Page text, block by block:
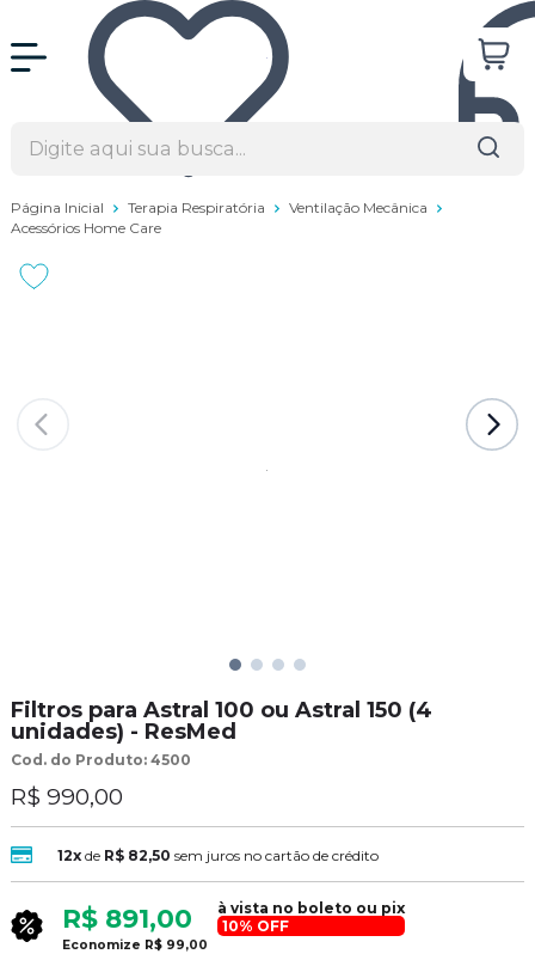
Página Inicial Terapia Respiratória
Ventilação Mecânica
Acessórios Home Care
Filtros para Astral 100 ou Astral 150 (4
unidades) - ResMed
Cod. do Produto: 4500
R$ 990,00
12xde R$ 82,50 sem juros no cartão de crédito
R$ 891,00
à vista no boleto ou pix
10% OFF
Economize R$ 99,00